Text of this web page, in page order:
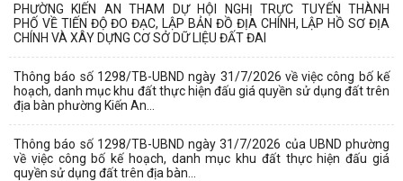
PHƯỜNG KIẾN AN THAM DỰ HỘI NGHỊ TRỰC TUYẾN THÀNH
PHỐ VỀ TIẾN ĐỘ ĐO ĐẠC, LẬP BẢN ĐỒ ĐỊA CHÍNH, LẬP HỒ SƠ ĐỊA
CHÍNH VÀ XÂY DỰNG CƠ SỞ DỮ LIỆU ĐẤT ĐAI
Thông báo số 1298/TB-UBND ngày 31/7/2026 về việc công bố kế
hoạch, danh mục khu đất thực hiện đấu giá quyền sử dụng đất trên
địa bàn phường Kiến An...
Thông báo số 1298/TB-UBND ngày 31/7/2026 của UBND phường
về việc công bố kế hoạch, danh mục khu đất thực hiện đấu giá
quyền sử dụng đất trên địa bàn...